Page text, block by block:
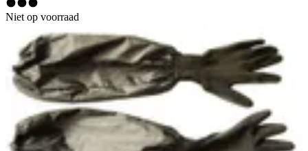
Niet op voorraad